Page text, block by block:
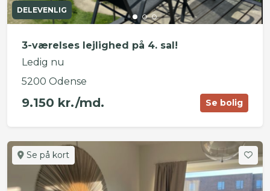
DELEVENLIG
3-værelses lejlighed på 4. sal!
Ledig nu
5200 Odense
9.150 kr./md. Se bolig
Se på kort